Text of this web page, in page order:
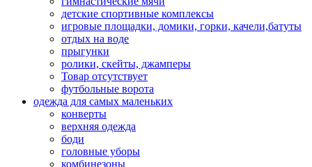
детские спортивные комплексы
игровые площадки, домики, горки, качели,батуты
отдых на воде
прыгунки
ролики, скейты, джамперы
Товар отсутствует
футбольные ворота
одежда для самых маленьких
конверты
верхняя одежда
боди
головные уборы
комбинезоны